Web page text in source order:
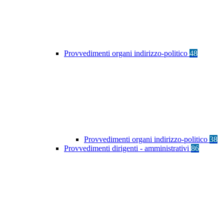
Provvedimenti organi indirizzo-politico 48
Provvedimenti organi indirizzo-politico 38
Provvedimenti dirigenti - amministrativi 86